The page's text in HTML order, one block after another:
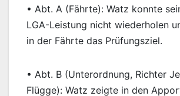
• Abt. A (Fährte): Watz konnte
LGA-Leistung nicht wiederholen
in der Fährte das Prüfungsziel.
• Abt. B (Unterordnung, Richter
Flügge): Watz zeigte in den